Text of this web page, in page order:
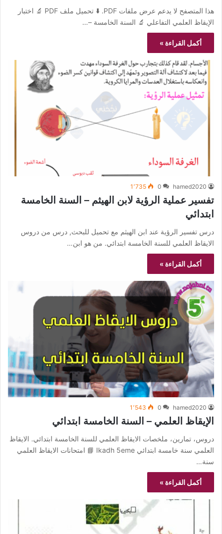
هذا المتصفح لا يدعم عرض ملفات PDF. ⬇️ تحميل ملف PDF 🔬 اختبار
الإيقاظ العلمي التفاعلي 🔬 السنة الخامسة –…
أكمل القراءة »
hamed2020
0 1٬735
تفسير عملية الرؤية لابن الهيثم – السنة الخامسة
ابتدائي
درس تفسير الرؤية عند ابن الهيثم مع تحميل للبحث, درس من دروس
الايقاظ العلمي للسنة الخامسة ابتدائي. من هو ابن…
أكمل القراءة »
hamed2020
0 1٬543
الإيقاظ العلمي – السنة الخامسة ابتدائي
دروس، تمارين، ملخصات الايقاظ العلمي للسنة الخامسة ابتدائي. الايقاظ
العلمي سنة خامسة ابتدائي Ikadh 5eme 📘 امتحانات الايقاظ العلمي
سنة…
أكمل القراءة »